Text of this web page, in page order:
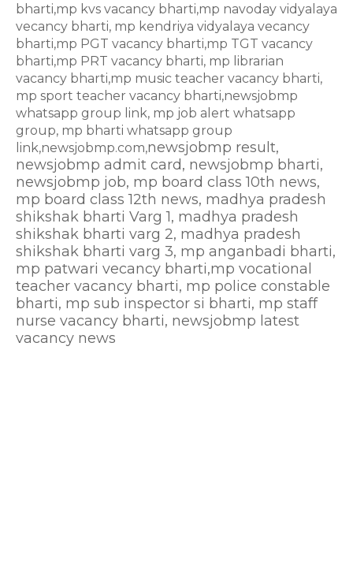
bharti,mp kvs vacancy bharti,mp navoday vidyalaya
vecancy bharti, mp kendriya vidyalaya vecancy
bharti,mp PGT vacancy bharti,mp TGT vacancy
bharti,mp PRT vacancy bharti, mp librarian
vacancy bharti,mp music teacher vacancy bharti,
mp sport teacher vacancy bharti,newsjobmp
whatsapp group link, mp job alert whatsapp
group, mp bharti whatsapp group
link,newsjobmp.com,newsjobmp result,
newsjobmp admit card, newsjobmp bharti,
newsjobmp job, mp board class 10th news,
mp board class 12th news, madhya pradesh
shikshak bharti Varg 1, madhya pradesh
shikshak bharti varg 2, madhya pradesh
shikshak bharti varg 3, mp anganbadi bharti,
mp patwari vecancy bharti,mp vocational
teacher vacancy bharti, mp police constable
bharti, mp sub inspector si bharti, mp staff
nurse vacancy bharti, newsjobmp latest
vacancy news